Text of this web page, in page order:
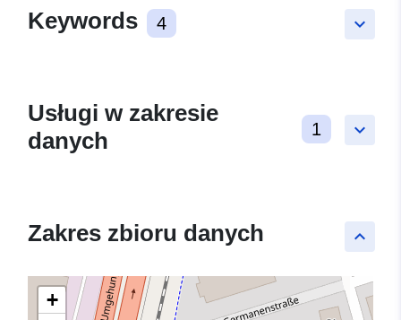
keyboard_arrow_down
Keywords 4
keyboard_arrow_down
Usługi w zakresie
danych
1
keyboard_arrow_up
Zakres zbioru danych
+